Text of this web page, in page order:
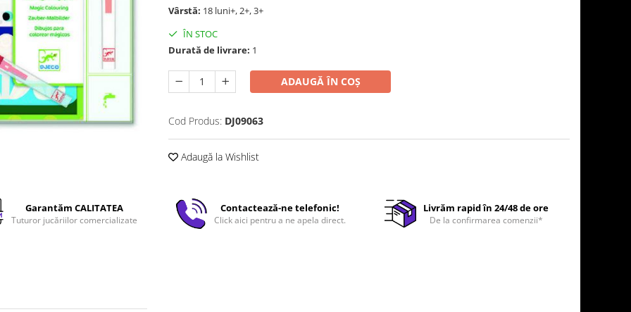
Vârstă: 18 luni+, 2+, 3+
ÎN STOC
Durată de livrare: 1
ADAUGĂ ÎN COȘ
Cod Produs: DJ09063
Adaugă la Wishlist
Garantăm CALITATEA
Tuturor jucăriilor comercializate
Contactează-ne telefonic!
Click aici pentru a ne apela direct.
Livrăm rapid în 24/48 de ore
De la confirmarea comenzii*